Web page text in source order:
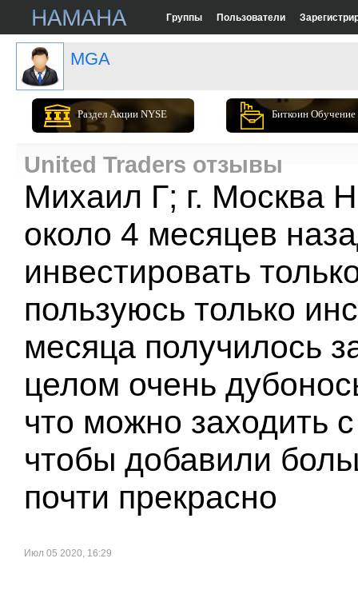
Группы Пользователи
MGA
Раздел Акции NYSE Биткоин Обучение
United Traders отзывы
Михаил Г; г. Москва
около 4 месяцев
инвестировать
пользуюсь только
месяца получилось
целом очень
что можно заходить
чтобы добавили
почти прекрасно
Июл 05 2020, 16:29